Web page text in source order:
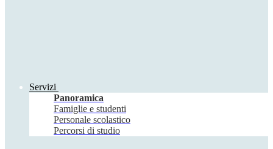
Servizi
Panoramica
Famiglie e studenti
Personale scolastico
Percorsi di studio